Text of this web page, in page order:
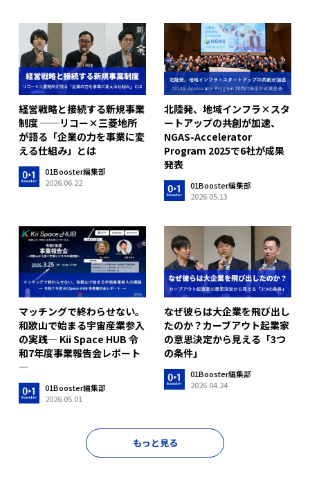
経営戦略と接続する新規事業
制度 ──リコー×三菱地所
が語る「企業の力を事業に変
える仕組み」とは
01Booster編集部
2026.06.22
北陸発、地域インフラ×スタ
ートアップの共創が加速、
NGAS-Accelerator
Program 2025で6社が成果
発表
01Booster編集部
2026.05.13
マッチングで終わらせない。
和歌山で始まる宇宙産業参入
の実践― Kii Space HUB 令
和7年度事業報告会レポート
―
01Booster編集部
2026.05.01
なぜ彼らは大企業を飛び出し
たのか？カーブアウト起業家
の意思決定から見える「3つ
の条件」
01Booster編集部
2026.04.24
もっと見る